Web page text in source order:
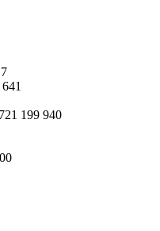
199 940